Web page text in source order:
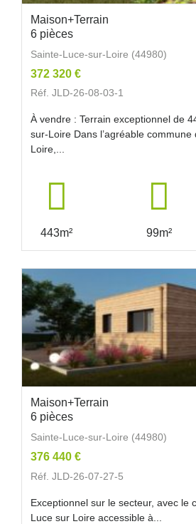
Maison+Terrain
6 pièces
Sainte-Luce-sur-Loire (44980)
372 320 €
Réf. JLD-26-08-03-1
À vendre : Terrain exceptionnel de
sur-Loire Dans l’agréable
Loire,...
443m² 99m²
Maison+Terrain
6 pièces
Sainte-Luce-sur-Loire (44980)
376 440 €
Réf. JLD-26-07-27-5
Exceptionnel sur le secteur, avec le
Luce sur Loire accessible à...